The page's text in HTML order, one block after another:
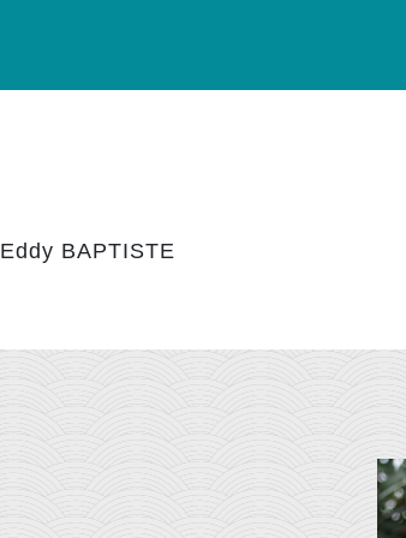
Eddy BAPTISTE